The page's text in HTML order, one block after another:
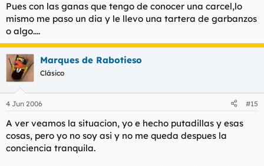
Pues con las ganas que tengo de conocer una carcel,lo
mismo me paso un dia y le llevo una tartera de garbanzos
o algo....
Marques de Rabotieso
Clásico
4 Jun 2006 #15
A ver veamos la situacion, yo e hecho putadillas y esas
cosas, pero yo no soy asi y no me queda despues la
conciencia tranquila.